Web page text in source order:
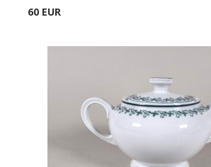
60 EUR